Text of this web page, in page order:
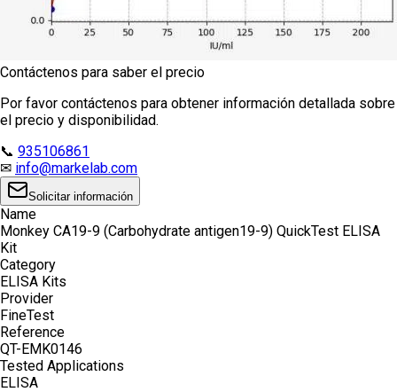
Contáctenos para saber el precio
Por favor contáctenos para obtener información detallada sobre
el precio y disponibilidad.
📞 935106861
✉ info@markelab.com
Solicitar información
Name
Monkey CA19-9 (Carbohydrate antigen19-9) QuickTest ELISA
Kit
Category
ELISA Kits
Provider
FineTest
Reference
QT-EMK0146
Tested Applications
ELISA